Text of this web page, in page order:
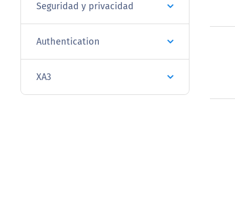
Seguridad y privacidad
Authentication
XA3